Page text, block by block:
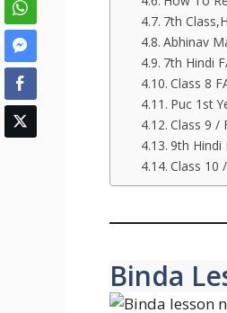
7th
Abhinav
7th Hindi
Class 8
Puc 1st
Class 9 /
9th Hindi
Class 10
Binda